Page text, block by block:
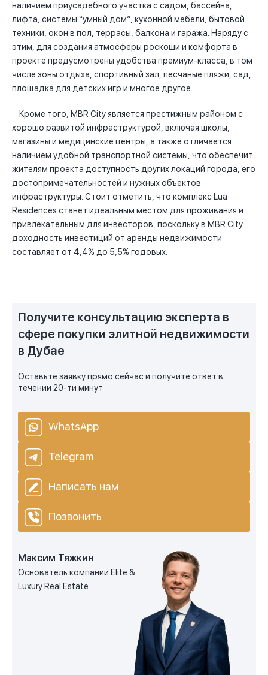
наличием приусадебного участка с садом, бассейна,
лифта, системы “умный дом”, кухонной мебели, бытовой
техники, окон в пол, террасы, балкона и гаража. Наряду с
этим, для создания атмосферы роскоши и комфорта в
проекте предусмотрены удобства премиум-класса, в том
числе зоны отдыха, спортивный зал, песчаные пляжи, сад,
площадка для детских игр и многое другое.
Кроме того, MBR City является престижным районом с
хорошо развитой инфраструктурой, включая школы,
магазины и медицинские центры, а также отличается
наличием удобной транспортной системы, что обеспечит
жителям проекта доступность других локаций города, его
достопримечательностей и нужных объектов
инфраструктуры. Стоит отметить, что комплекс Lua
Residences станет идеальным местом для проживания и
привлекательным для инвесторов, поскольку в MBR City
доходность инвестиций от аренды недвижимости
составляет от 4,4% до 5,5% годовых.
Получите консультацию эксперта в
сфере покупки элитной недвижимости
в Дубае
Оставьте заявку прямо сейчас и получите ответ в
течении 20-ти минут
WhatsApp
Telegram
Написать нам
Позвонить
Максим Тяжкин
Основатель компании Elite &
Luxury Real Estate